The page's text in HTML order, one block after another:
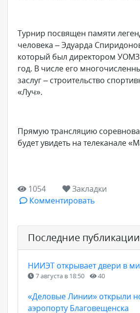
Турнир посвящен памяти
человека – Эдуарда
который был директором УОМЗ
год. В числе его
заслуг – строительство
«Луч».
Прямую трансляцию
будет увидеть на телеканале
1054
Закладки
Комментировать
Последние публикации
НИИЭТ открывает двери в
7 августа в 18:50 40
«Деловые Линии» открыли
аэропорту Благовещенска